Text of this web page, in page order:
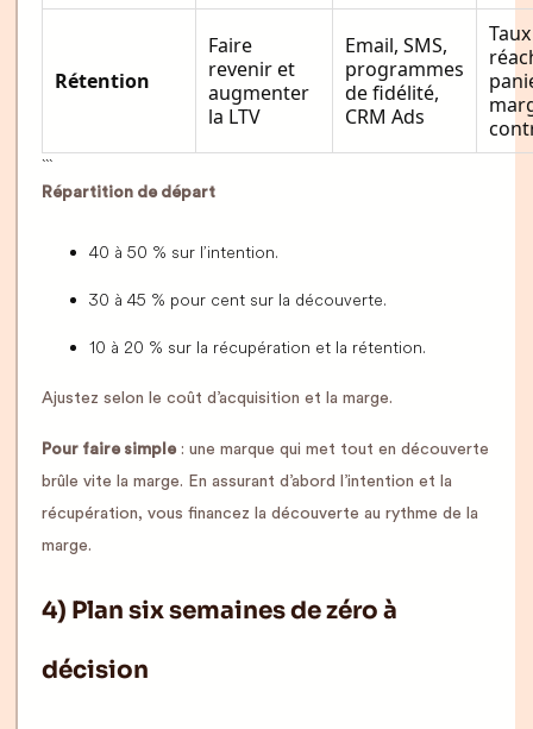
Rétention
Faire
revenir et
augmenter
la LTV
Email, SMS,
programmes
de fidélité,
CRM Ads
```
Répartition de départ
40 à 50 % sur l’intention.
30 à 45 % pour cent sur la découverte.
10 à 20 % sur la récupération et la rétention.
Ajustez selon le coût d’acquisition et la marge.
Pour faire simple: une marque qui met tout en découverte
brûle vite la marge. En assurant d’abord l’intention et la
récupération, vous financez la découverte au rythme de la
marge.
4) Plan six semaines de zéro à
décision